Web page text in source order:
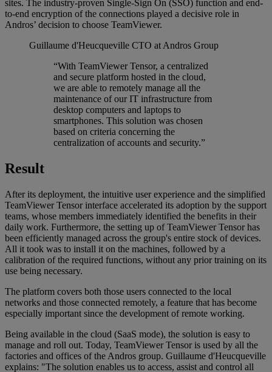
sites. The industry-proven Single-Sign On (SSO) function and end-
to-end encryption of the connections played a decisive role in
Andros’ decision to choose TeamViewer.
Guillaume d'Heucqueville CTO at Andros Group
“With TeamViewer Tensor, a centralized
and secure platform hosted in the cloud,
we are able to remotely manage all the
maintenance of our IT infrastructure from
desktop computers and laptops to
smartphones. This solution was chosen
based on criteria concerning the
centralization of accounts and security.”
Result
After its deployment, the intuitive user experience and the simplified
TeamViewer Tensor interface accelerated its adoption by the support
teams, whose members immediately identified the benefits in their
daily work. Furthermore, the setting up of TeamViewer Tensor has
been efficiently managed across the group's entire stock of devices.
All it took was to install it on the machines, followed by a
calibration of the required functions, without any prior training on its
use being necessary.
The platform covers both those users connected to the local
networks and those connected remotely, a feature that has become
especially important since the development of remote working.
Being available in the cloud (SaaS mode), the solution is easy to
manage and roll out. Today, TeamViewer Tensor is used by all the
factories and offices of the Andros group. Guillaume d'Heucqueville
explains: "The solution enables us to access, assist and control all